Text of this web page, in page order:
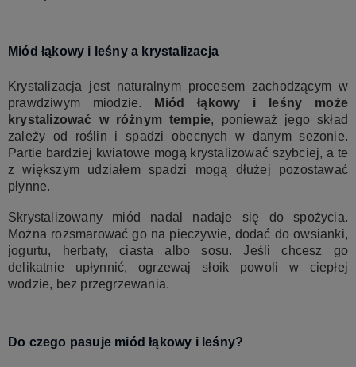
Miód łąkowy i leśny a krystalizacja
Krystalizacja jest naturalnym procesem zachodzącym w
prawdziwym miodzie.
Miód łąkowy i leśny może
krystalizować w różnym tempie, ponieważ jego skład
zależy od roślin i spadzi obecnych w danym sezonie.
Partie bardziej kwiatowe mogą krystalizować szybciej, a te
z większym udziałem spadzi mogą dłużej pozostawać
płynne.
Skrystalizowany miód nadal nadaje się do spożycia.
Można rozsmarować go na pieczywie, dodać do owsianki,
jogurtu, herbaty, ciasta albo sosu. Jeśli chcesz go
delikatnie upłynnić, ogrzewaj słoik powoli w ciepłej
wodzie, bez przegrzewania.
Do czego pasuje miód łąkowy i leśny?